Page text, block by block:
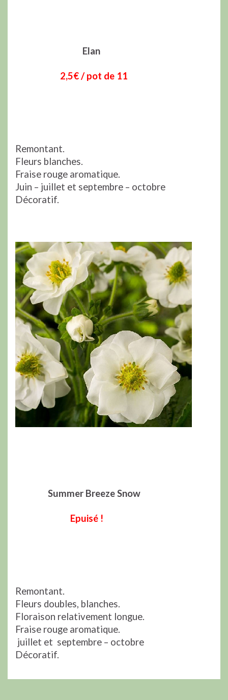
Elan
2,5€ / pot de 11
Remontant.
Fleurs blanches.
Fraise rouge aromatique.
Juin – juillet et septembre – octobre
Décoratif.
Summer Breeze Snow
Epuisé !
Remontant.
Fleurs doubles, blanches.
Floraison relativement longue.
Fraise rouge aromatique.
juillet et septembre – octobre
Décoratif.